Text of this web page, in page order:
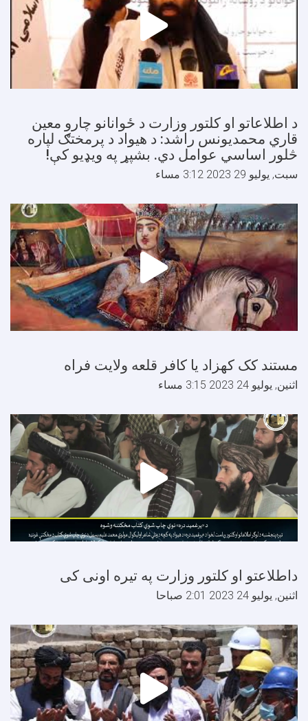
د اطلاعاتو او کلتور وزارت د ځوانانو چارو معین
قاري محمدیونس راشد: د هیواد د پرمختګ لپاره
څلور اساسي عوامل دي. بشپړ په ویډیو کې!
سبت, يوليو 29 2023 3:12 مساء
مستند کک کهزاد یا کافر قلعه ولایت فراه
اثنين, يوليو 24 2023 3:15 مساء
داطلاعتو او کلتور وزارت په تیره اونی کی
اثنين, يوليو 24 2023 2:01 صباحا